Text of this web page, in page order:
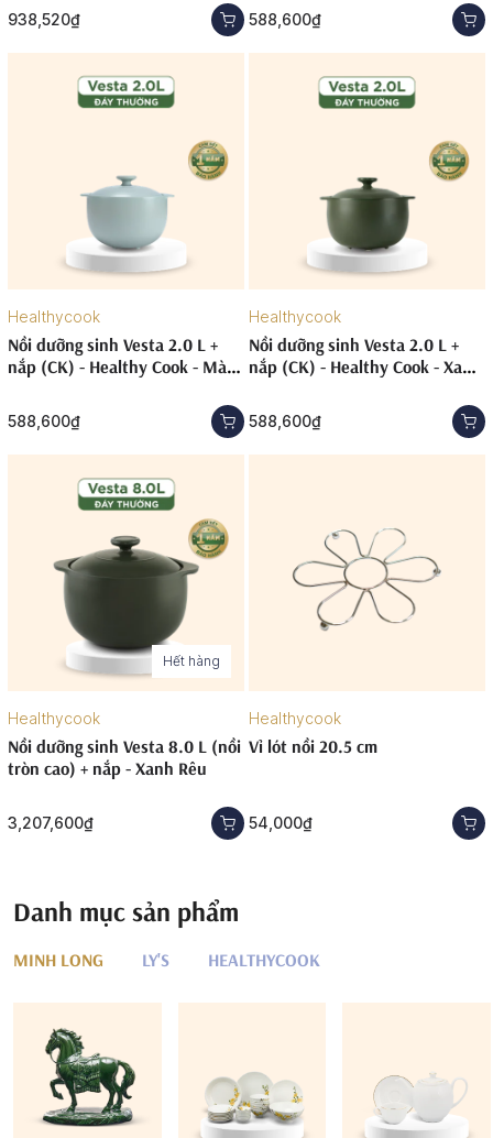
938,520₫ 588,600₫
Healthycook
Nồi dưỡng sinh Vesta 2.0 L +
nắp (CK) - Healthy Cook - Màu
588,600₫
Healthycook
Nồi dưỡng sinh Vesta 2.0 L +
nắp (CK) - Healthy Cook - Xanh
588,600₫
Hết hàng
Healthycook
Nồi dưỡng sinh Vesta 8.0 L (nồi
tròn cao) + nắp - Xanh Rêu
3,207,600₫
Healthycook
Vỉ lót nồi 20.5 cm
54,000₫
Danh mục sản phẩm
MINH LONG LY'S HEALTHYCOOK